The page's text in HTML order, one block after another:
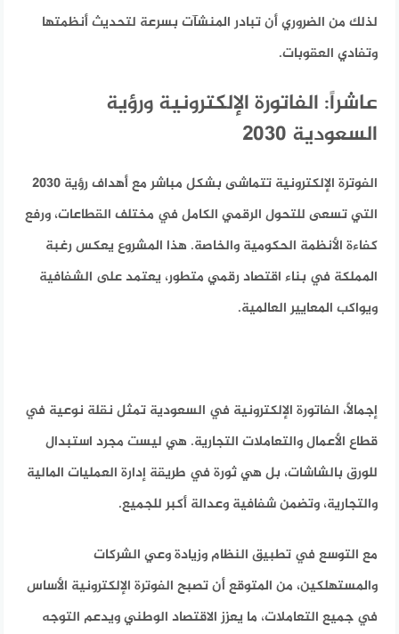
لذلك من الضروري أن تبادر المنشآت بسرعة لتحديث أنظمتها
وتفادي العقوبات.
عاشراً: الفاتورة الإلكترونية ورؤية
السعودية 2030
الفوترة الإلكترونية تتماشى بشكل مباشر مع أهداف رؤية 2030
التي تسعى للتحول الرقمي الكامل في مختلف القطاعات، ورفع
كفاءة الأنظمة الحكومية والخاصة. هذا المشروع يعكس رغبة
المملكة في بناء اقتصاد رقمي متطور، يعتمد على الشفافية
ويواكب المعايير العالمية.
إجمالاً، الفاتورة الإلكترونية في السعودية تمثل نقلة نوعية في
قطاع الأعمال والتعاملات التجارية. هي ليست مجرد استبدال
للورق بالشاشات، بل هي ثورة في طريقة إدارة العمليات المالية
والتجارية، وتضمن شفافية وعدالة أكبر للجميع.
مع التوسع في تطبيق النظام وزيادة وعي الشركات
والمستهلكين، من المتوقع أن تصبح الفوترة الإلكترونية الأساس
في جميع التعاملات، ما يعزز الاقتصاد الوطني ويدعم التوجه